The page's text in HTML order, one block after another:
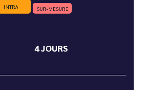
INTRA SUR-MESURE
4 JOURS